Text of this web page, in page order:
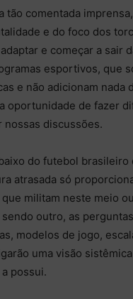
tão comentada
e do foco dos
e começar a sair
esportivos, que
e não adicionam nada
oportunidade de fazer
nossas discussões.
do futebol brasileiro
atrasada só
militam neste meio
outro, as
modelos de jogo,
uma visão
possui.